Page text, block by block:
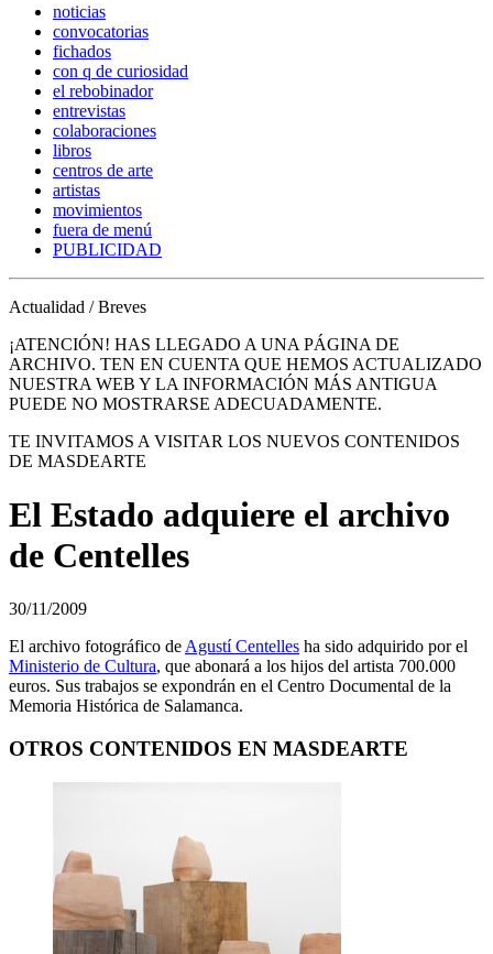
noticias
convocatorias
fichados
con q de curiosidad
el rebobinador
entrevistas
colaboraciones
libros
centros de arte
artistas
movimientos
fuera de menú
PUBLICIDAD
Actualidad / Breves
¡ATENCIÓN! HAS LLEGADO A UNA PÁGINA DE
ARCHIVO. TEN EN CUENTA QUE HEMOS ACTUALIZADO
NUESTRA WEB Y LA INFORMACIÓN MÁS ANTIGUA
PUEDE NO MOSTRARSE ADECUADAMENTE.
TE INVITAMOS A VISITAR LOS NUEVOS CONTENIDOS
DE MASDEARTE
El Estado adquiere el archivo
de Centelles
30/11/2009
El archivo fotográfico deAgustí Centelles ha sido adquirido por el
Ministerio de Cultura, que abonará a los hijos del artista 700.000
euros. Sus trabajos se expondrán en el Centro Documental de la
Memoria Histórica de Salamanca.
OTROS CONTENIDOS EN MASDEARTE